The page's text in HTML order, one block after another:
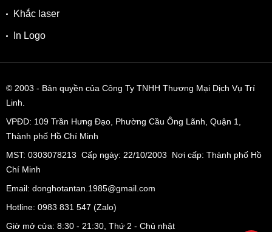
Khắc laser
In Logo
© 2003 - Bản quyền của Công Ty TNHH Thương Mại Dịch Vụ Trí
Linh.
VPĐD: 109 Trần Hưng Đạo, Phường Cầu Ông Lãnh, Quận 1,
Thành phố Hồ Chí Minh
MST: 0303078213 Cấp ngày: 22/10/2003 Nơi cấp: Thành phố Hồ
Chí Minh
Email: donghotantan.1985@gmail.com
Hotline: 0983 831 547 (Zalo)
Giờ mở cửa: 8:30 - 21:30, Thứ 2 - Chủ nhật